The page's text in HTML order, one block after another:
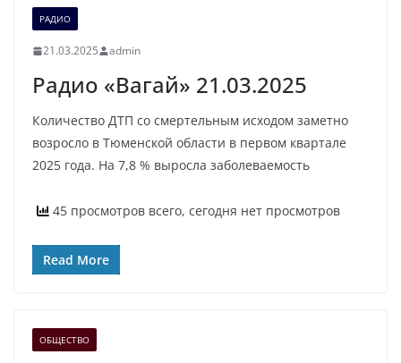
РАДИО
21.03.2025 admin
Радио «Вагай» 21.03.2025
Количество ДТП со смертельным исходом заметно
возросло в Тюменской области в первом квартале
2025 года. На 7,8 % выросла заболеваемость
45 просмотров всего, сегодня нет просмотров
Read More
ОБЩЕСТВО